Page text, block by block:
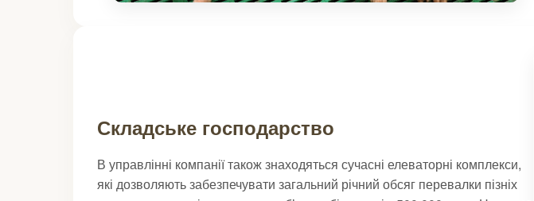
Складське господарство
В управлінні компанії також знаходяться сучасні елеваторні комплекси,
які дозволяють забезпечувати загальний річний обсяг перевалки пізніх